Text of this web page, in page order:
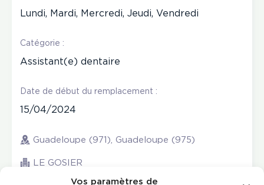
Vos paramètres de
Lundi, Mardi, Mercredi, Jeudi, Vendredi
Catégorie :
Assistant(e) dentaire
Date de début du remplacement :
15/04/2024
Guadeloupe (971), Guadeloupe (975)
LE GOSIER